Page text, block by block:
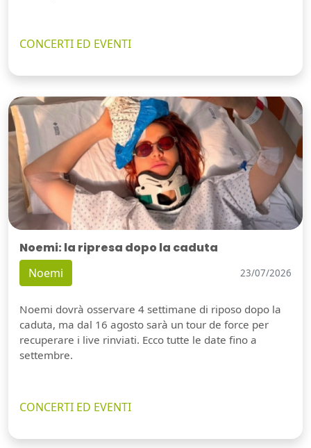
CONCERTI ED EVENTI
Noemi: la ripresa dopo la caduta
Noemi 23/07/2026
Noemi dovrà osservare 4 settimane di riposo dopo la
caduta, ma dal 16 agosto sarà un tour de force per
recuperare i live rinviati. Ecco tutte le date fino a
settembre.
CONCERTI ED EVENTI